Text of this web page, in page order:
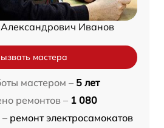
Иванов
мастера
мастером – 5 лет
ремонтов – 1 080
ремонт электросамокатов